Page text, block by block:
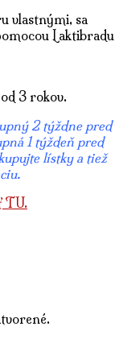
vlastnými, sa
Laktibradu
3 rokov.
2 týždne pred
1 týždeň pred
lístky a tiež
TU.